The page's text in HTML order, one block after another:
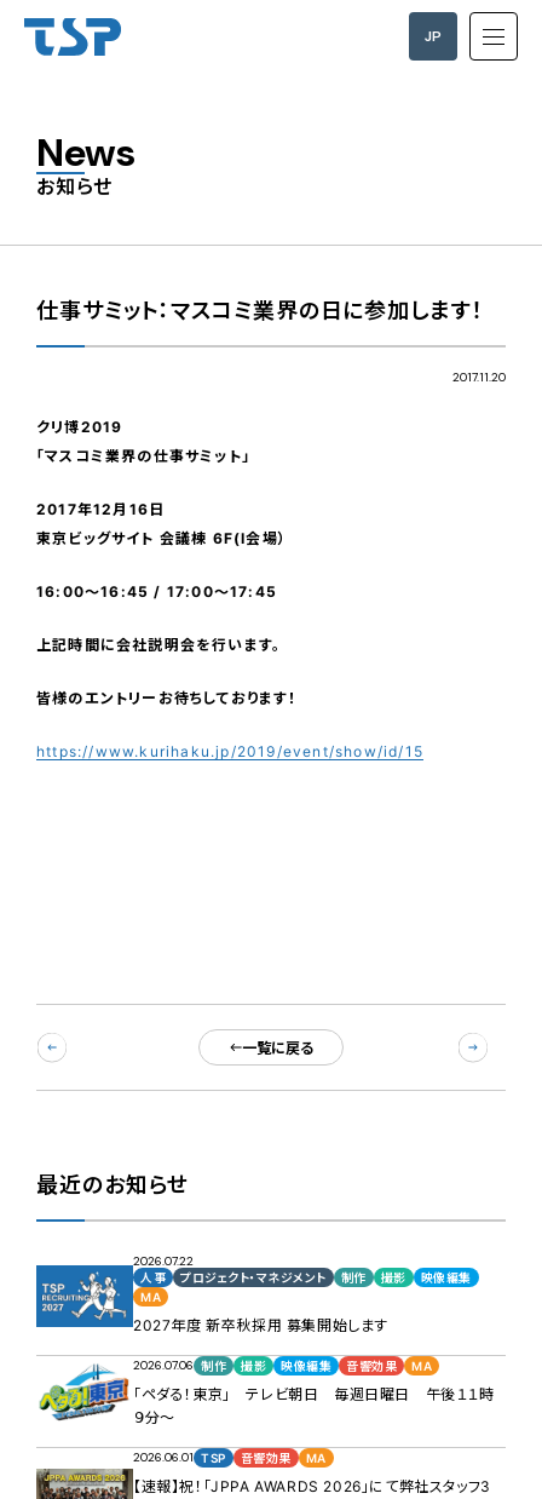
JP
News
お知らせ
仕事サミット：マスコミ業界の日に参加します！
2017.11.20
クリ博2019
「マスコミ業界の仕事サミット」
2017年12月16日
東京ビッグサイト 会議棟 6F(I会場）
16:00〜16:45 / 17:00〜17:45
上記時間に会社説明会を行います。
皆様のエントリーお待ちしております！
https://www.kurihaku.jp/2019/event/show/id/15
一覧に戻る
最近のお知らせ
2026.07.22
人事 プロジェクト・マネジメント 制作 撮影
映像編集
MA
2027年度 新卒秋採用 募集開始します
2026.07.06 制作 撮影 映像編集 音響効果 MA
「ペダる！東京」 テレビ朝日 毎週日曜日 午後１１時
９分～
2026.06.01 TSP 音響効果 MA
【速報】祝！「JPPA AWARDS 2026」にて弊社スタッフ3